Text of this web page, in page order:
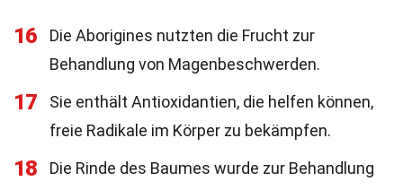
16
Die Aborigines nutzten die Frucht zur
Behandlung von Magenbeschwerden.
17
Sie enthält Antioxidantien, die helfen können,
freie Radikale im Körper zu bekämpfen.
18
Die Rinde des Baumes wurde zur Behandlung